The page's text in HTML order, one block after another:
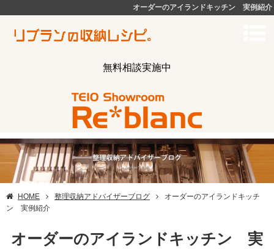
オーダーのアイランドキッチン 実例紹介
無料相談実施中
HOME 整理収納アドバイザーブログ
オーダーのアイランドキッチ
ン 実例紹介
オーダーのアイランドキッチン 実